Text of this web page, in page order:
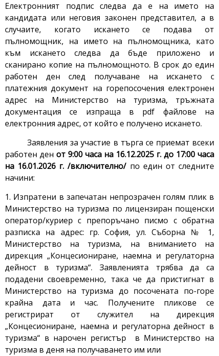
Електронният подпис следва да е на името на
кандидата или неговия законен представител, а в
случаите, когато искането се подава от
пълномощник, на името на пълномощника, като
към искането следва да бъде приложено и
сканирано копие на пълномощното. В срок до един
работен ден след получаване на искането с
платежния документ на горепосочения електронен
адрес на Министерство на туризма, тръжната
документация се изпраща в pdf файлове на
електронния адрес, от който е получено искането.
Заявления за участие в търга се приемат всеки
работен ден от 9:00 часа на 16.12.2025 г. до 17:00 часа
на 16.01.2026 г. /включително/по един от следните
начини:
1. Изпратени в запечатан непрозрачен голям плик в
Министерство на туризма по лицензиран пощенски
оператор/куриер с препоръчано писмо с обратна
разписка на адрес: гр. София, ул. Съборна № 1,
Министерство на туризма, на вниманието на
дирекция „Концесиониране, наемна и регулаторна
дейност в туризма“. Заявленията трябва да са
подадени своевременно, така че да пристигнат в
Министерство на туризма до посочената по-горе
крайна дата и час. Получените пликове се
регистрират от служител на дирекция
„Концесиониране, наемна и регулаторна дейност в
туризма“ в нарочен регистър в Министерство на
туризма в деня на получаването им или